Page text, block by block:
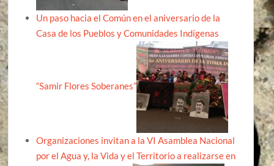
Un paso hacia el Común en el aniversario de la
Casa de los Pueblos y Comunidades Indígenas
“Samir Flores Soberanes”
Organizaciones invitan a la VI Asamblea Nacional
por el Agua y, la Vida y el Territorio a realizarse en